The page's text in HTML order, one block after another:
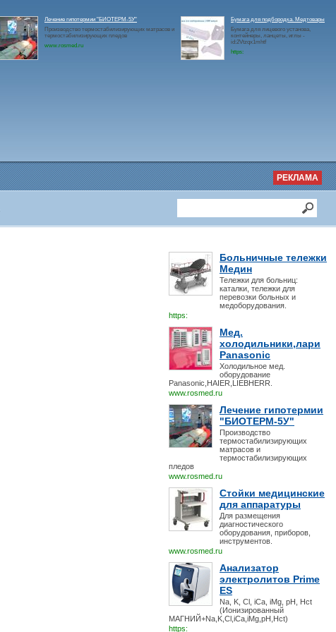
Лечение гипотермии "БИОТЕРМ-5У"
Производство термостабилизирующих матрасов и
термостабилизирующих пледов
www.rosmed.ru
Бумага для подбородка. Медтовары
Бумага для лицевого установа,
контейнеры, ланцеты, иглы -
id:2Vtzqx1mhtf
https:
РЕКЛАМА
Больничные тележки
Медин
Тележки для больниц:
каталки, тележки для
перевозки больных и
медоборудования.
https:
Мед.
холодильники,лари
Panasonic
Холодильное мед.
оборудование
Panasonic,HAIER,LIEBHERR.
www.rosmed.ru
Лечение гипотермии
"БИОТЕРМ-5У"
Производство
термостабилизирующих
матрасов и
термостабилизирующих
пледов
www.rosmed.ru
Стойки медицинские
для аппаратуры
Для размещения
диагностического
оборудования, приборов,
инструментов.
www.rosmed.ru
Анализатор
электролитов Prime
ES
Na, K, Cl, iCa, iMg, pH, Hct
(Ионизированный
МАГНИЙ+Na,K,Cl,iCa,iMg,pH,Hct)
https: